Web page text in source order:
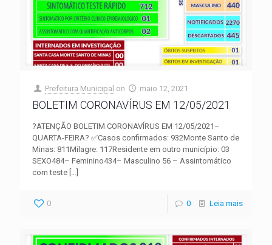
Prefeitura Municipal on maio 12, 2021
BOLETIM CORONAVÍRUS EM 12/05/2021
?ATENÇÃO BOLETIM CORONAVÍRUS EM 12/05/2021–
QUARTA-FEIRA? ✅Casos confirmados: 932Monte Santo de
Minas: 811Milagre: 117Residente em outro município: 03
SEXO484– Feminino434– Masculino 56 – Assintomático
com teste […]
0 0 Leia mais